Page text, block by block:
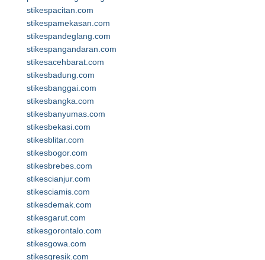
stikespacitan.com
stikespamekasan.com
stikespandeglang.com
stikespangandaran.com
stikesacehbarat.com
stikesbadung.com
stikesbanggai.com
stikesbangka.com
stikesbanyumas.com
stikesbekasi.com
stikesblitar.com
stikesbogor.com
stikesbrebes.com
stikescianjur.com
stikesciamis.com
stikesdemak.com
stikesgarut.com
stikesgorontalo.com
stikesgowa.com
stikesgresik.com